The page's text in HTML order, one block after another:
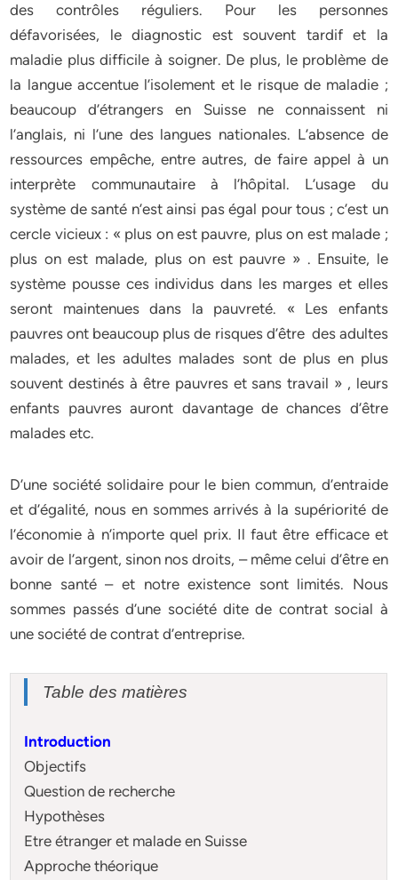
des contrôles réguliers. Pour les personnes
défavorisées, le diagnostic est souvent tardif et la
maladie plus difficile à soigner. De plus, le problème de
la langue accentue l’isolement et le risque de maladie ;
beaucoup d’étrangers en Suisse ne connaissent ni
l’anglais, ni l’une des langues nationales. L’absence de
ressources empêche, entre autres, de faire appel à un
interprète communautaire à l’hôpital. L’usage du
système de santé n’est ainsi pas égal pour tous ; c’est un
cercle vicieux : « plus on est pauvre, plus on est malade ;
plus on est malade, plus on est pauvre » . Ensuite, le
système pousse ces individus dans les marges et elles
seront maintenues dans la pauvreté. « Les enfants
pauvres ont beaucoup plus de risques d’être des adultes
malades, et les adultes malades sont de plus en plus
souvent destinés à être pauvres et sans travail » , leurs
enfants pauvres auront davantage de chances d’être
malades etc.
D’une société solidaire pour le bien commun, d’entraide
et d’égalité, nous en sommes arrivés à la supériorité de
l’économie à n’importe quel prix. Il faut être efficace et
avoir de l’argent, sinon nos droits, – même celui d’être en
bonne santé – et notre existence sont limités. Nous
sommes passés d’une société dite de contrat social à
une société de contrat d’entreprise.
Table des matières
Introduction
Objectifs
Question de recherche
Hypothèses
Etre étranger et malade en Suisse
Approche théorique